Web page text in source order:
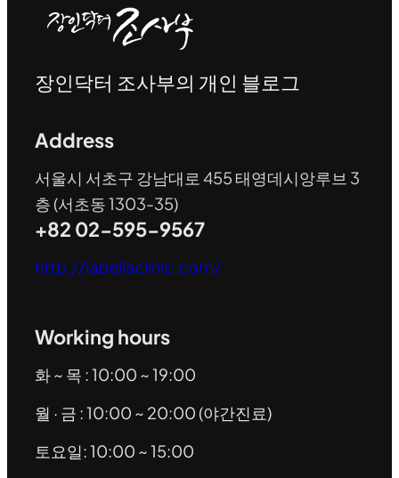
장인닥터 조사부의 개인 블로그
Address
서울시 서초구 강남대로 455 태영데시앙루브 3
층 (서초동 1303-35)
+82 02-595-9567
http://labellaclinic.com/
Working hours
화 ~ 목 : 10:00 ~ 19:00
월 · 금 : 10:00 ~ 20:00 (야간진료)
토요일: 10:00 ~ 15:00